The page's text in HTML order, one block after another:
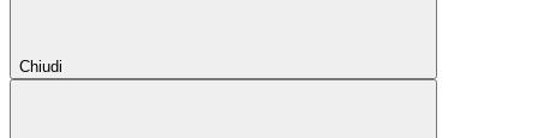
Chiudi